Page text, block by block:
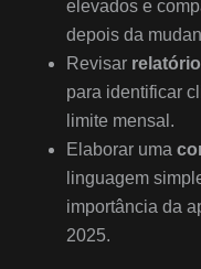
elevados e
depois da
Revisar
para identificar
limite mensal.
Elaborar uma
linguagem
importância da
2025.